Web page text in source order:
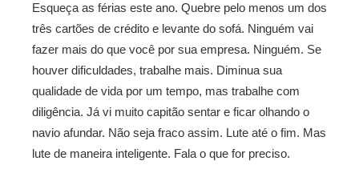
Esqueça as férias este ano. Quebre pelo menos um dos
três cartões de crédito e levante do sofá. Ninguém vai
fazer mais do que você por sua empresa. Ninguém. Se
houver dificuldades, trabalhe mais. Diminua sua
qualidade de vida por um tempo, mas trabalhe com
diligência. Já vi muito capitão sentar e ficar olhando o
navio afundar. Não seja fraco assim. Lute até o fim. Mas
lute de maneira inteligente. Fala o que for preciso.